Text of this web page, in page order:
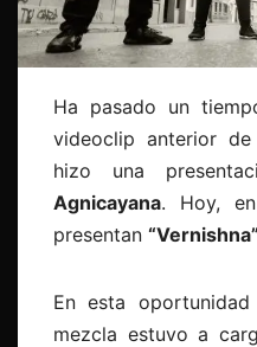
Ha pasado un
videoclip anterior de
hizo una
Agnicayana. Hoy,
presentan “Vernishna”
En esta
mezcla estuvo a